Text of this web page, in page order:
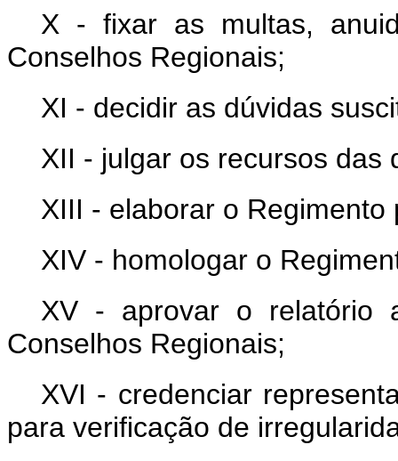
X - fixar as multas,
Conselhos Regionais;
XI - decidir as dúvidas
XII - julgar os recursos das
XIII - elaborar o
XIV - homologar o
XV - aprovar o relatório
Conselhos Regionais;
XVI - credenciar
para verificação de